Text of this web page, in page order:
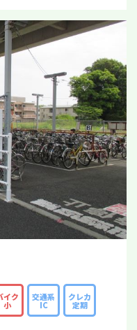
イク
小
交通系
IC
クレカ
定期